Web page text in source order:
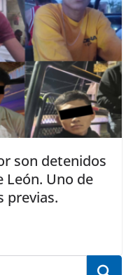
son detenidos
León. Uno de
previas.